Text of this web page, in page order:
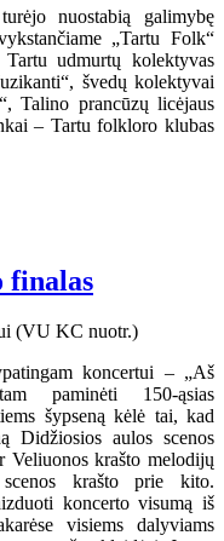
nuostabią galimybę
„Tartu Folk“
udmurtų kolektyvas
švedų kolektyvai
Talino prancūzų licėjaus
– Tartu folkloro klubas
finalas
koncertui – „Aš
paminėti 150-ąsias
šypseną kėlė tai, kad
Didžiosios aulos scenos
Veliuonos krašto melodijų
krašto prie kito.
koncerto visumą iš
visiems dalyviams